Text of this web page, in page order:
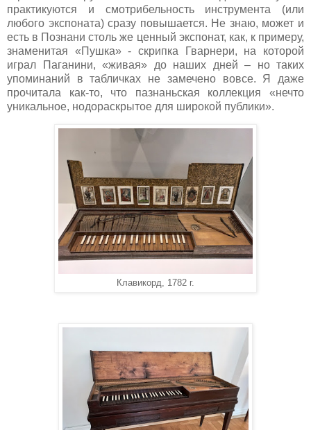
практикуются и смотрибельность инструмента (или
любого экспоната) сразу повышается. Не знаю, может и
есть в Познани столь же ценный экспонат, как, к примеру,
знаменитая «Пушка» - скрипка Гварнери, на которой
играл Паганини, «живая» до наших дней – но таких
упоминаний в табличках не замечено вовсе. Я даже
прочитала как-то, что пазнаньская коллекция «нечто
уникальное, нодораскрытое для широкой публики».
Клавикорд, 1782 г.